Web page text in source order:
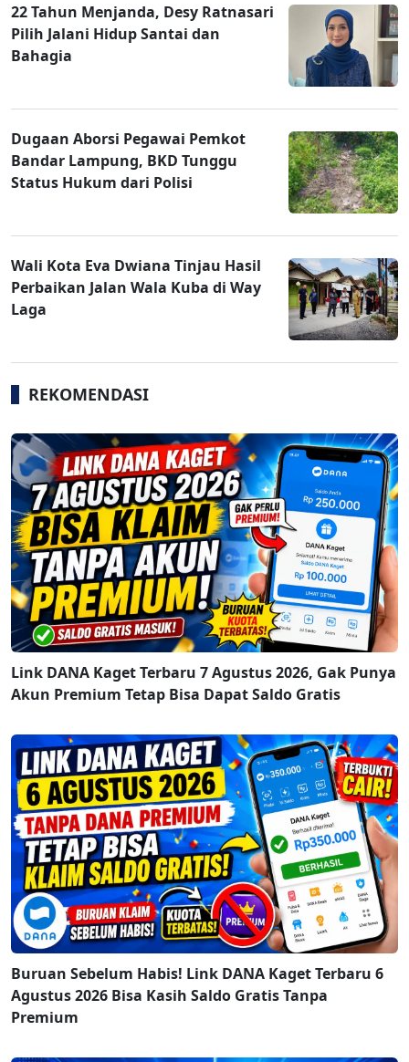
22 Tahun Menjanda, Desy Ratnasari
Pilih Jalani Hidup Santai dan
Bahagia
Dugaan Aborsi Pegawai Pemkot
Bandar Lampung, BKD Tunggu
Status Hukum dari Polisi
Wali Kota Eva Dwiana Tinjau Hasil
Perbaikan Jalan Wala Kuba di Way
Laga
REKOMENDASI
Link DANA Kaget Terbaru 7 Agustus 2026, Gak Punya
Akun Premium Tetap Bisa Dapat Saldo Gratis
Buruan Sebelum Habis! Link DANA Kaget Terbaru 6
Agustus 2026 Bisa Kasih Saldo Gratis Tanpa
Premium